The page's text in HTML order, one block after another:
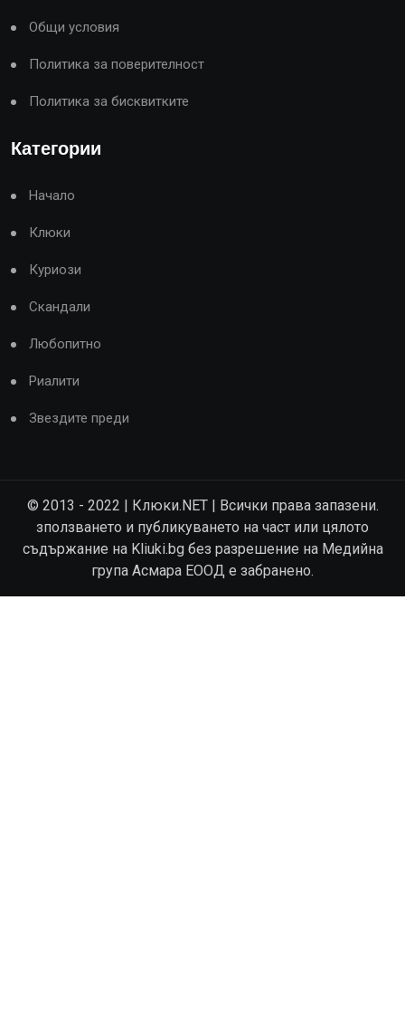
Общи условия
Политика за поверителност
Политика за бисквитките
Категории
Начало
Клюки
Куриози
Скандали
Любопитно
Риалити
Звездите преди
© 2013 - 2022 | Клюки.NET | Всички права запазени.
зползването и публикуването на част или цялото
съдържание на Kliuki.bg без разрешение на Медийна
група Асмара ЕООД е забранено.